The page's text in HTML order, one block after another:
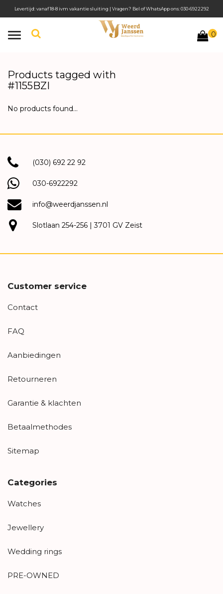
Toggle
0
Levertijd: vanaf 18-8 ivm vakantie sluiting | Vragen? Bel of WhatsApp ons: 030-6922292
Products tagged with
#1155BZI
No products found...
(030) 692 22 92
030-6922292
info@weerdjanssen.nl
Slotlaan 254-256 | 3701 GV Zeist
Customer service
Contact
FAQ
Aanbiedingen
Retourneren
Garantie & klachten
Betaalmethodes
Sitemap
Categories
Watches
Jewellery
Wedding rings
PRE-OWNED